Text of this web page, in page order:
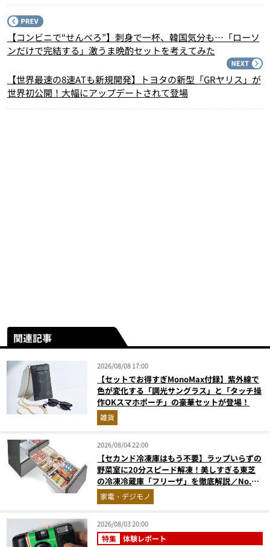
【コンビニで“せんべろ”】刺身で一杯、韓国気分も…「ローソ
ンだけで完結する」激うま晩酌セットを考えてみた
【世界最速の8速ATも新規開発】トヨタの新型「GRヤリス」が
世界初公開！大幅にアップデートされて登場
関連記事
2026/08/08 17:00
【セットでお得すぎMonoMax付録】紫外線で
色が変化する「調光サングラス」と「タッチ操
作OKスマホポーチ」の豪華セットが登場！
雑貨
2026/08/04 22:00
【セカンド冷凍庫はもう不要】ラップいらずの
野菜室に20分スピード解凍！美しすぎる東芝
の冷凍冷蔵庫「フリーザ」を徹底解説／No.1
モノ雑誌編集長が選ぶ『センスがいい家電』
Vol.10
家電・デジモノ
2026/08/03 20:00
特集 体験レポート